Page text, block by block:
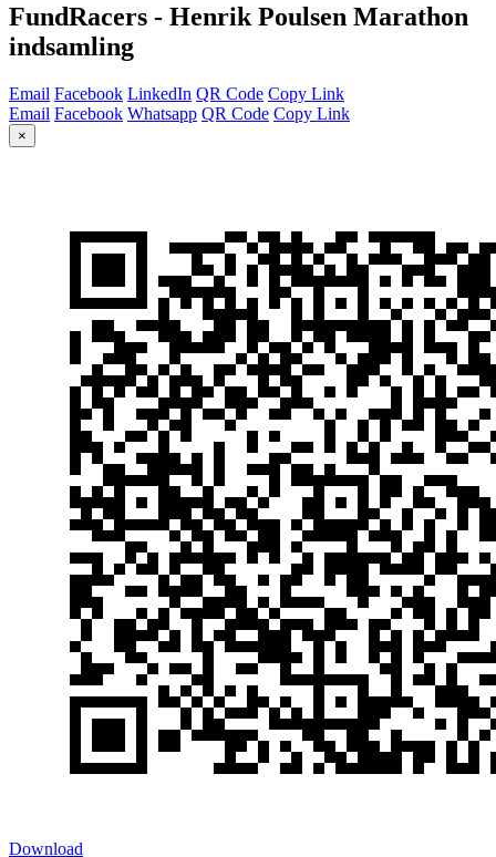
FundRacers - Henrik Poulsen Marathon
indsamling
Email Facebook LinkedIn QR Code Copy Link
Email Facebook Whatsapp QR Code Copy Link
×
Download